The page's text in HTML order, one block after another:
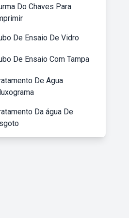
Do Chaves Para
De Ensaio De Vidro
De Ensaio Com Tampa
De Agua
Da água De